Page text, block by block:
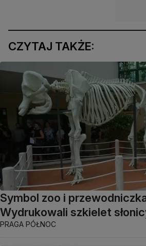
CZYTAJ TAKŻE:
Symbol zoo i
Wydrukowali szkielet
PRAGA PÓŁNOC